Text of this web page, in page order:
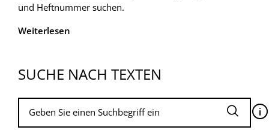
und Heftnummer suchen.
Weiterlesen
SUCHE NACH TEXTEN
🛈